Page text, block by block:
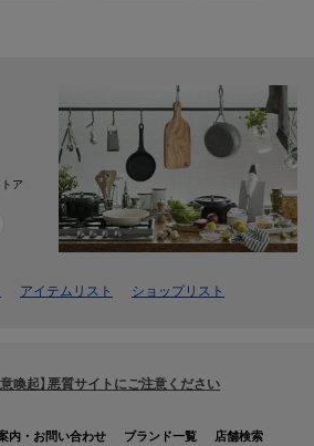
ア
アイテムリスト ショップリスト
喚起】悪質サイトにご注意ください
内・お問い合わせ ブランド一覧 店舗検索